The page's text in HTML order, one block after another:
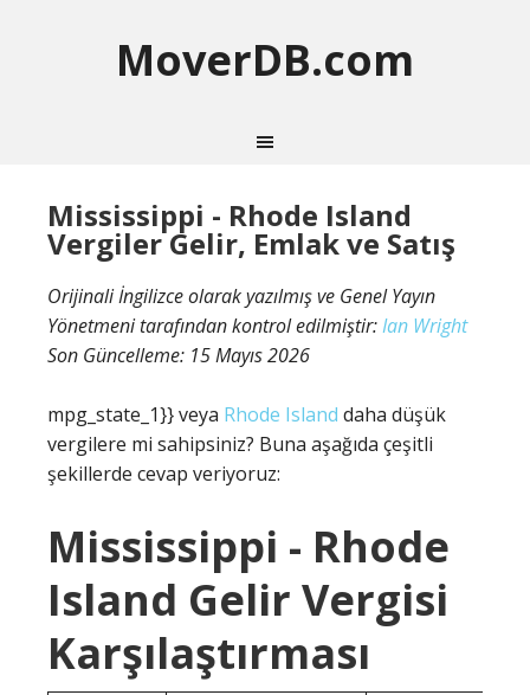
MoverDB.com
Mississippi - Rhode Island
Vergiler Gelir, Emlak ve Satış
Orijinali İngilizce olarak yazılmış ve Genel Yayın
Yönetmeni tarafından kontrol edilmiştir:Ian Wright
Son Güncelleme: 15 Mayıs 2026
mpg_state_1}} veya Rhode Island daha düşük
vergilere mi sahipsiniz? Buna aşağıda çeşitli
şekillerde cevap veriyoruz:
Mississippi - Rhode
Island Gelir Vergisi
Karşılaştırması